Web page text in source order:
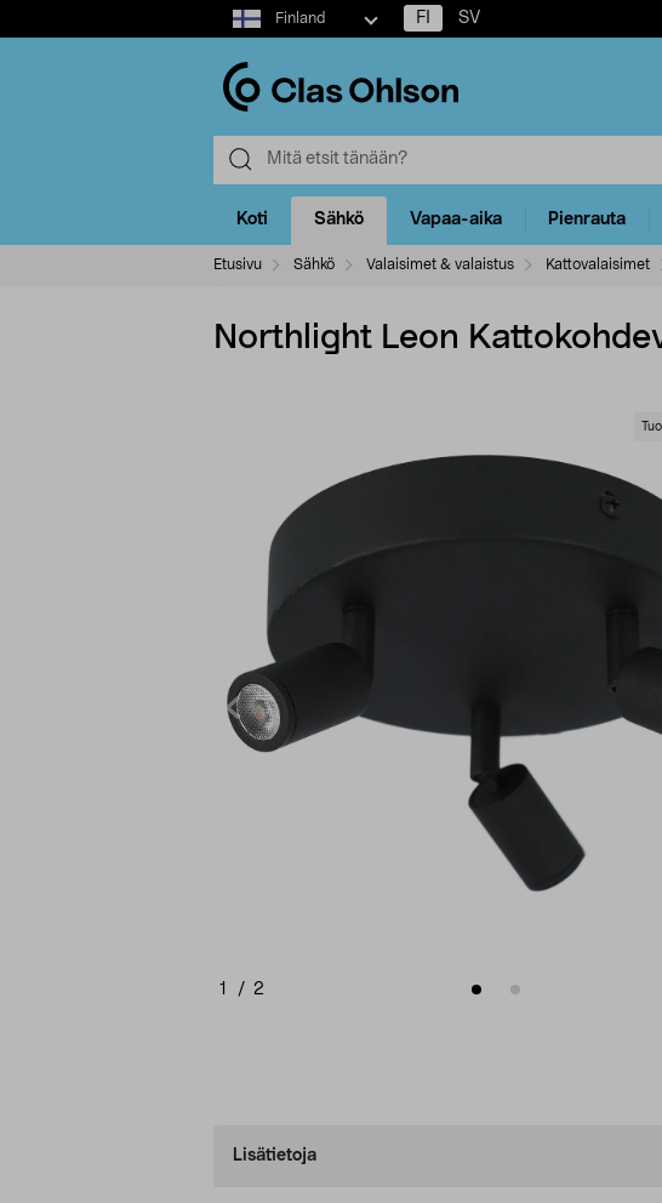
Select
market
Finland FI SV
Koti Sähkö Vapaa-aika Pienrauta
Etusivu Sähkö Valaisimet & valaistus Kattovalaisimet
Northlight Leon
1 / 2
Lisätietoja